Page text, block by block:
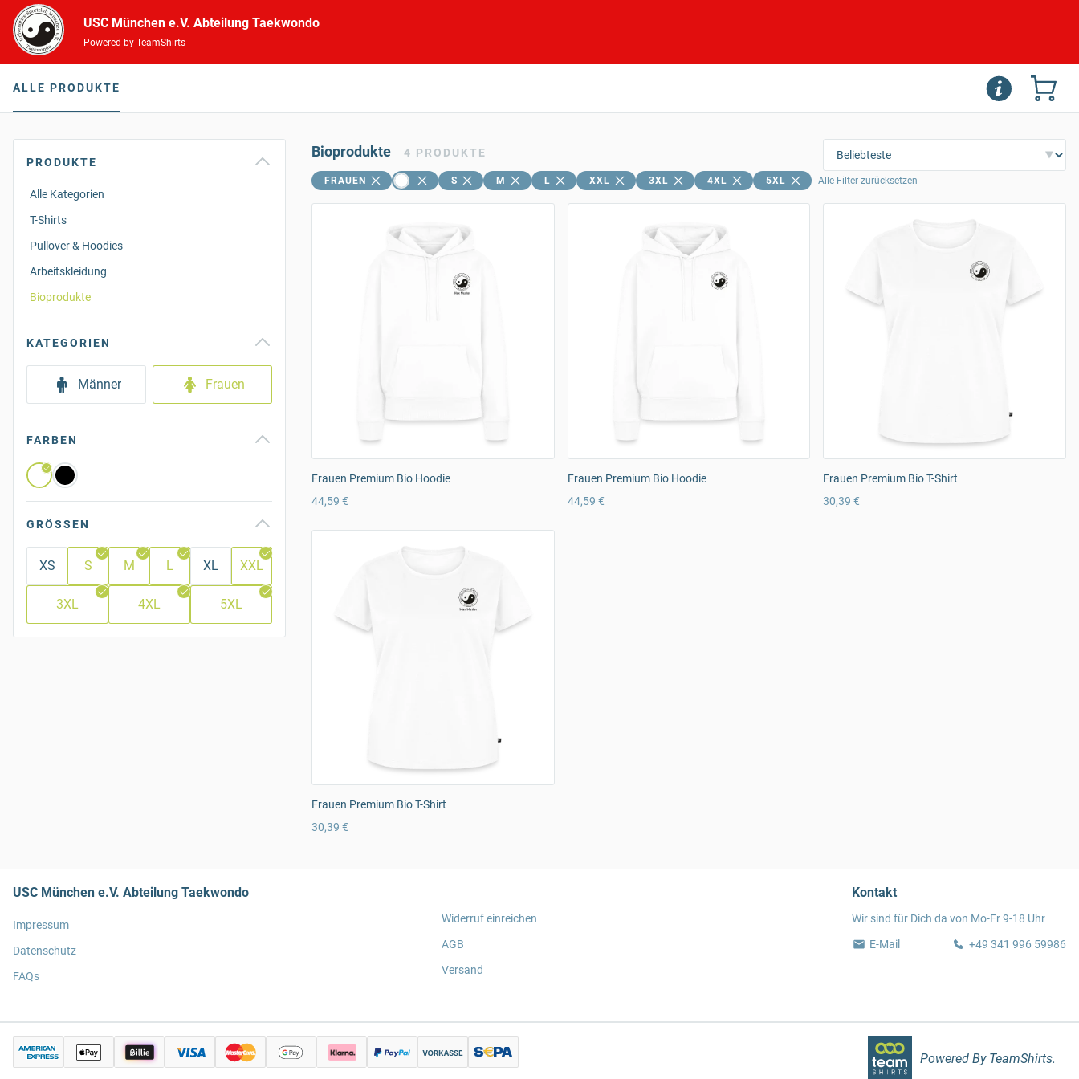
USC München e.V. Abteilung Taekwondo
Powered by TeamShirts
ALLE PRODUKTE
PRODUKTE
Alle Kategorien
T-Shirts
Pullover & Hoodies
Arbeitskleidung
Bioprodukte
KATEGORIEN
Männer Frauen
FARBEN
GRÖSSEN
XS S M L XL XXL
3XL 4XL 5XL
Bioprodukte 4 PRODUKTE
FRAUEN S M L XXL 3XL 4XL 5XL Alle Filter zurücksetzen
Frauen Premium Bio Hoodie
44,59 €
Frauen Premium Bio Hoodie
44,59 €
Frauen Premium Bio T-Shirt
30,39 €
Frauen Premium Bio T-Shirt
30,39 €
USC München e.V. Abteilung Taekwondo
Impressum
Datenschutz
FAQs
Widerruf einreichen
AGB
Versand
Kontakt
Wir sind für Dich da von Mo-Fr 9-18 Uhr
E-Mail
+49 341 996 59986
Powered By TeamShirts.